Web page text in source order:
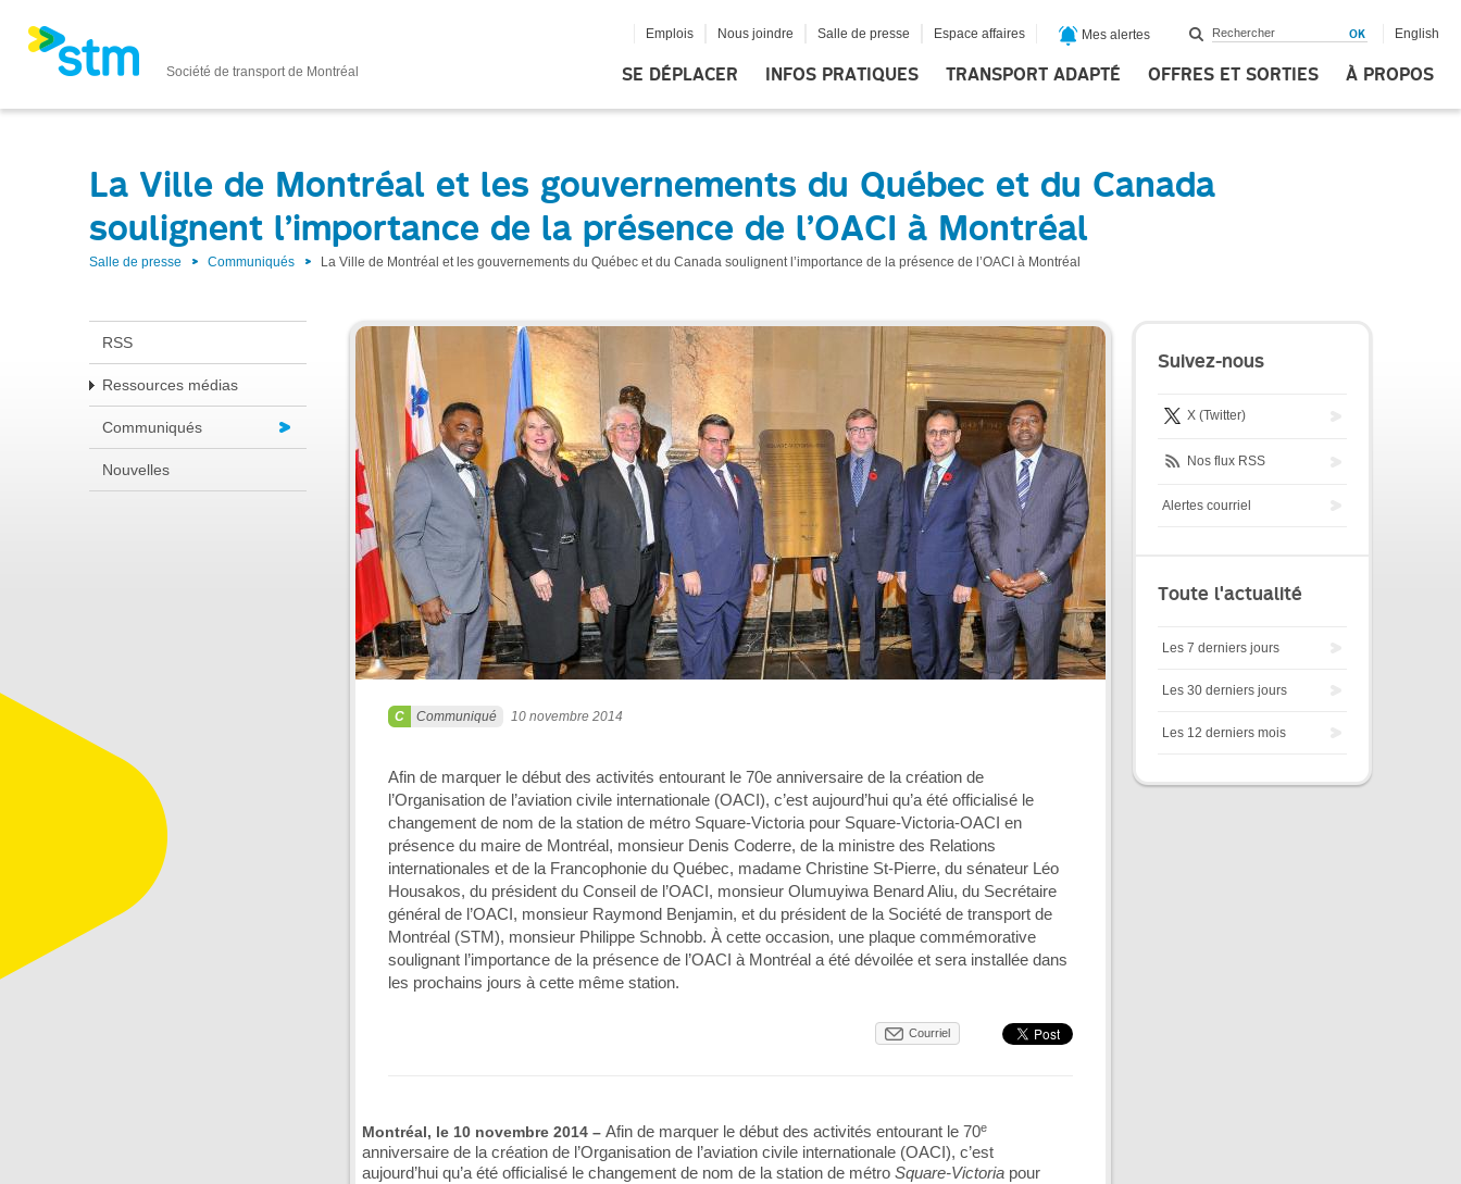
Société de transport de Montréal SE DÉPLACER INFOS PRATIQUES TRANSPORT ADAPTÉ OFFRES ET SORTIES À PROPOS
Emplois Nous joindre Salle de presse Espace affaires Mes alertes English
La Ville de Montréal et les gouvernements du Québec et du Canada
soulignent l’importance de la présence de l’OACI à Montréal
Salle de presse Communiqués La Ville de Montréal et les gouvernements du Québec et du Canada soulignent l’importance de la présence de l’OACI à Montréal
RSS
Ressources médias
Communiqués
Nouvelles
Communiqué 10 novembre 2014
Afin de marquer le début des activités entourant le 70e anniversaire de la création de
l’Organisation de l’aviation civile internationale (OACI), c’est aujourd’hui qu’a été officialisé le
changement de nom de la station de métro Square-Victoria pour Square-Victoria-OACI en
présence du maire de Montréal, monsieur Denis Coderre, de la ministre des Relations
internationales et de la Francophonie du Québec, madame Christine St-Pierre, du sénateur Léo
Housakos, du président du Conseil de l’OACI, monsieur Olumuyiwa Benard Aliu, du Secrétaire
général de l’OACI, monsieur Raymond Benjamin, et du président de la Société de transport de
Montréal (STM), monsieur Philippe Schnobb. À cette occasion, une plaque commémorative
soulignant l’importance de la présence de l’OACI à Montréal a été dévoilée et sera installée dans
les prochains jours à cette même station.
Courriel
Montréal, le 10 novembre 2014 – Afin de marquer le début des activités entourant le 70e
anniversaire de la création de l’Organisation de l’aviation civile internationale (OACI), c’est
aujourd’hui qu’a été officialisé le changement de nom de la station de métro Square-Victoria pour
Suivez-nous
X (Twitter)
Nos flux RSS
Alertes courriel
Toute l'actualité
Les 7 derniers jours
Les 30 derniers jours
Les 12 derniers mois